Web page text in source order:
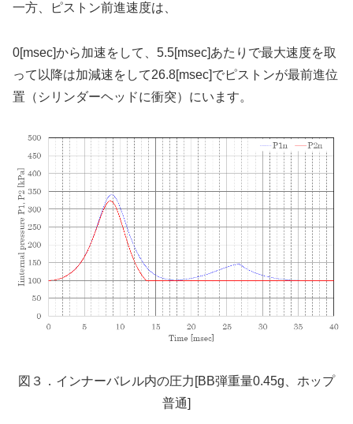
一方、ピストン前進速度は、
0[msec]から加速をして、5.5[msec]あたりで最大速度を取
って以降は加減速をして26.8[msec]でピストンが最前進位
置（シリンダーヘッドに衝突）にいます。
図３．インナーバレル内の圧力[BB弾重量0.45g、ホップ
普通]